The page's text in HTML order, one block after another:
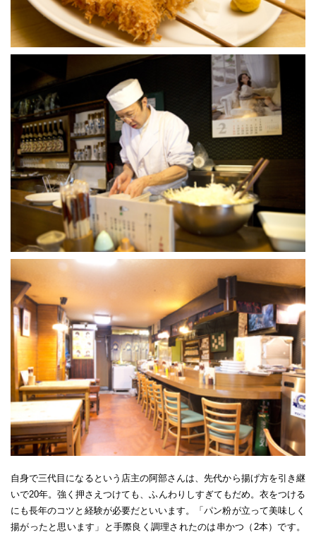
自身で三代目になるという店主の阿部さんは、先代から揚げ方を引き継
いで20年。強く押さえつけても、ふんわりしすぎてもだめ。衣をつける
にも長年のコツと経験が必要だといいます。「パン粉が立って美味しく
揚がったと思います」と手際良く調理されたのは串かつ（2本）です。